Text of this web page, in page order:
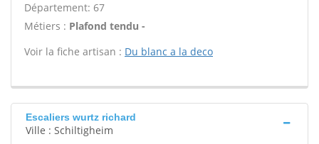
Département: 67
Métiers : Plafond tendu -
Voir la fiche artisan : Du blanc a la deco
Escaliers wurtz richard
Ville : Schiltigheim